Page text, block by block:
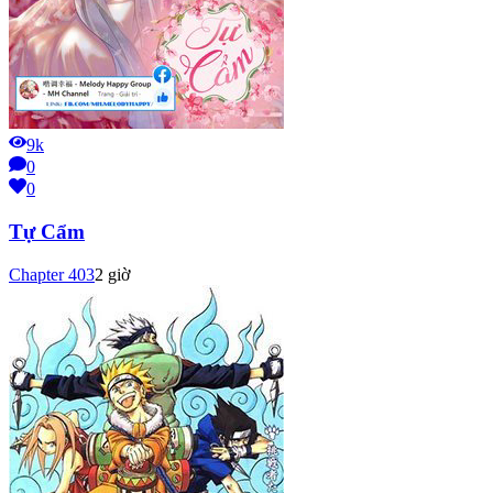
9k
0
0
Tự Cẩm
Chapter4032 giờ